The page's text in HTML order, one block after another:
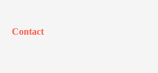
Contact